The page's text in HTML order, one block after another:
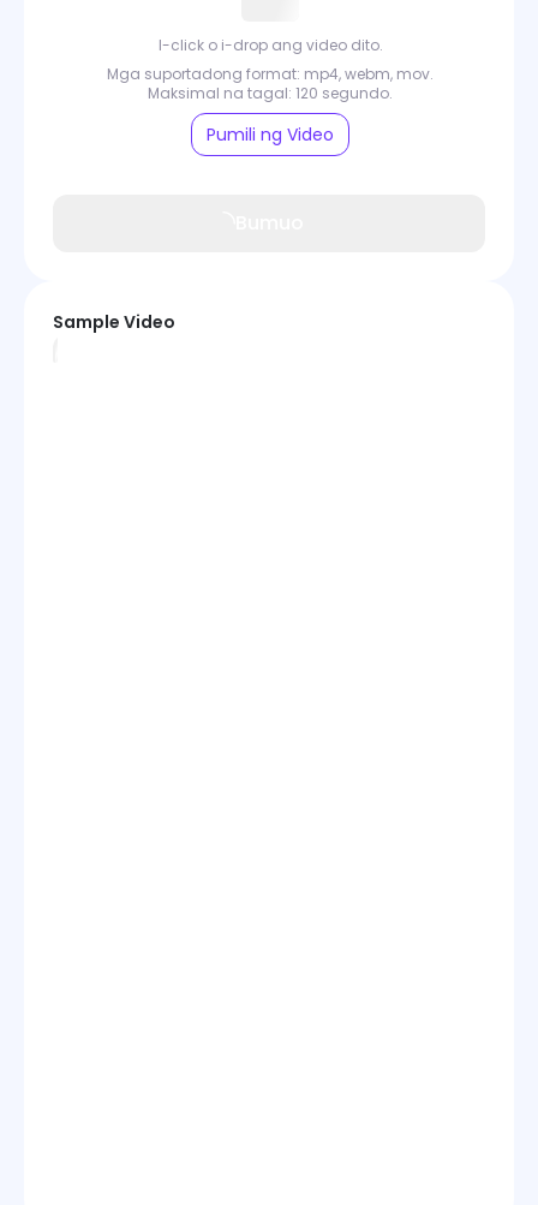
I-click o i-drop ang video dito.
Mga suportadong format: mp4, webm, mov.
Maksimal na tagal: 120 segundo.
Pumili ng Video
Sample Video